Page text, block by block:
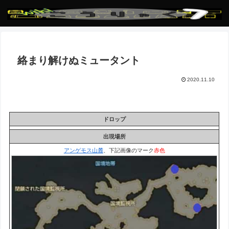
絡まり解けぬミュータント
2020.11.10
ドロップ
出現場所
アンゲモス山麓、下記画像のマーク赤色